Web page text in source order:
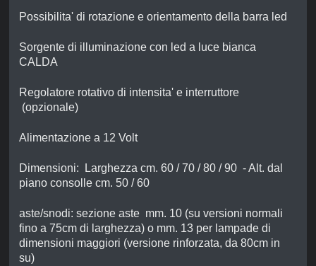
Possibilita' di rotazione e orientamento della barra led
Sorgente di illuminazione con led a luce bianca
CALDA
Regolatore rotativo di intensita' e interruttore
(opzionale)
Alimentazione a 12 Volt
Dimensioni: Larghezza cm. 60 / 70 / 80 / 90 - Alt. dal
piano consolle cm. 50 / 60
aste/snodi: sezione aste mm. 10 (su versioni normali
fino a 75cm di larghezza) o mm. 13 per lampade di
dimensioni maggiori (versione rinforzata, da 80cm in
su)